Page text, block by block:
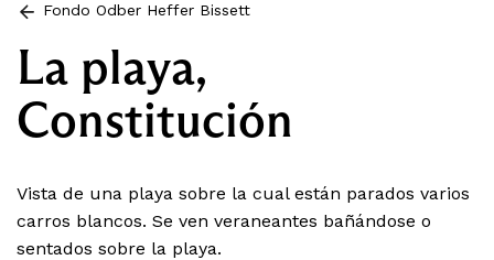
Fondo Odber Heffer Bissett
La playa,
Constitución
Vista de una playa sobre la cual están parados varios
carros blancos. Se ven veraneantes bañándose o
sentados sobre la playa.